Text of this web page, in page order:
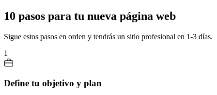
10 pasos para tu nueva página web
Sigue estos pasos en orden y tendrás un sitio profesional en 1-3 días.
1
Define tu objetivo y plan